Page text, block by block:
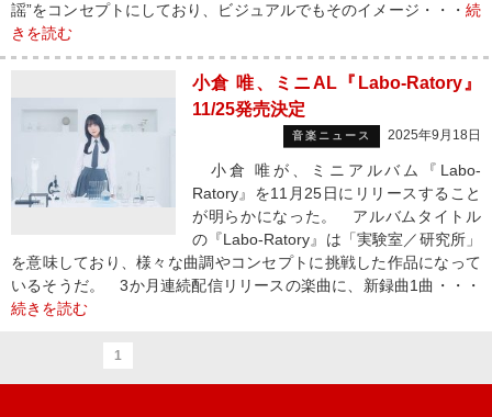
謡”をコンセプトにしており、ビジュアルでもそのイメージ・・・ 続
きを読む
小倉 唯、ミニAL『Labo-Ratory』
11/25発売決定
音楽ニュース 2025年9月18日
小倉 唯が、ミニアルバム『Labo-
Ratory』を11月25日にリリースすること
が明らかになった。 アルバムタイトル
の『Labo-Ratory』は「実験室／研究所」
を意味しており、様々な曲調やコンセプトに挑戦した作品になって
いるそうだ。 3か月連続配信リリースの楽曲に、新録曲1曲・・・
続きを読む
1